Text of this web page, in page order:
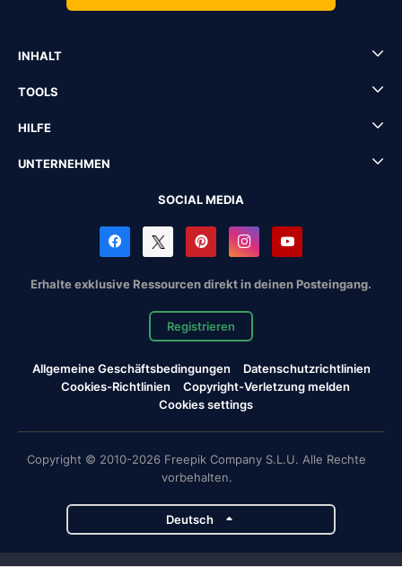
INHALT
TOOLS
HILFE
UNTERNEHMEN
SOCIAL MEDIA
Erhalte exklusive Ressourcen direkt in deinen Posteingang.
Registrieren
Allgemeine Geschäftsbedingungen
Datenschutzrichtlinien
Cookies-Richtlinien
Copyright-Verletzung melden
Cookies settings
Copyright © 2010-2026 Freepik Company S.L.U. Alle Rechte
vorbehalten.
Deutsch